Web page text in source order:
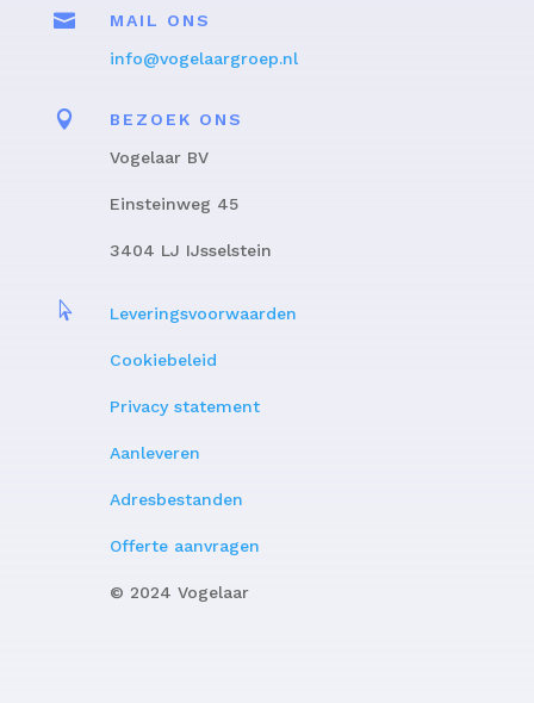

MAIL ONS
info@vogelaargroep.nl

BEZOEK ONS
Vogelaar BV
Einsteinweg 45
3404 LJ IJsselstein
 Leveringsvoorwaarden
Cookiebeleid
Privacy statement
Aanleveren
Adresbestanden
Offerte aanvragen
© 2024 Vogelaar